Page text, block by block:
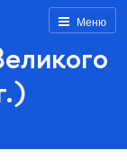
Меню